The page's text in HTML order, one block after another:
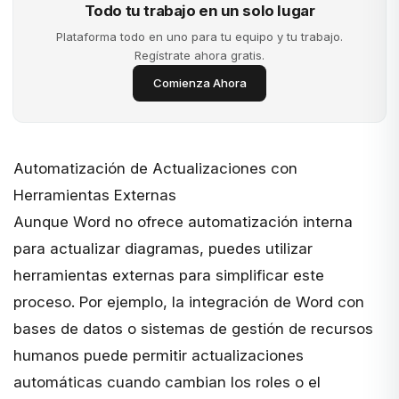
Todo tu trabajo en un solo lugar
Plataforma todo en uno para tu equipo y tu trabajo.
Regístrate ahora gratis.
Comienza Ahora
Automatización de Actualizaciones con
Herramientas Externas
Aunque Word no ofrece automatización interna
para actualizar diagramas, puedes utilizar
herramientas externas para simplificar este
proceso. Por ejemplo, la integración de Word con
bases de datos o sistemas de gestión de recursos
humanos puede permitir actualizaciones
automáticas cuando cambian los roles o el